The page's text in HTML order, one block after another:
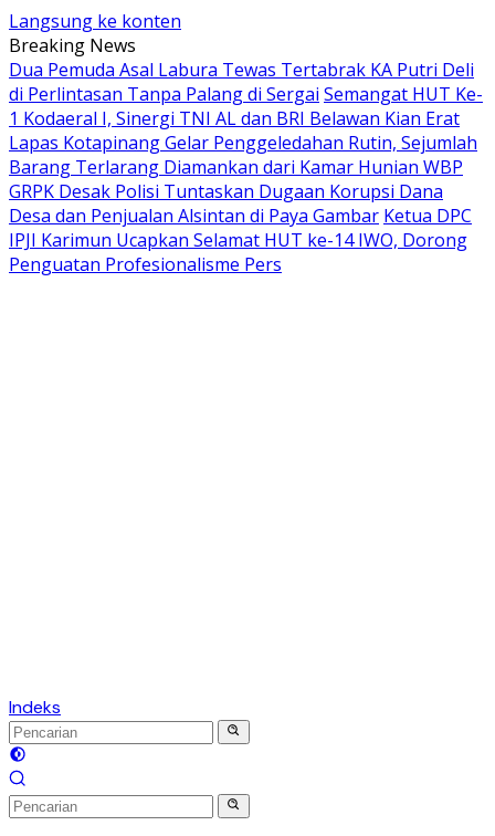
Langsung ke konten
Breaking News
Dua Pemuda Asal Labura Tewas Tertabrak KA Putri Deli
di Perlintasan Tanpa Palang di Sergai Semangat HUT Ke-
1 Kodaeral I, Sinergi TNI AL dan BRI Belawan Kian Erat
Lapas Kotapinang Gelar Penggeledahan Rutin, Sejumlah
Barang Terlarang Diamankan dari Kamar Hunian WBP
GRPK Desak Polisi Tuntaskan Dugaan Korupsi Dana
Desa dan Penjualan Alsintan di Paya Gambar Ketua DPC
IPJI Karimun Ucapkan Selamat HUT ke-14 IWO, Dorong
Penguatan Profesionalisme Pers
Indeks